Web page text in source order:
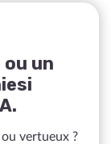
un
vertueux ?